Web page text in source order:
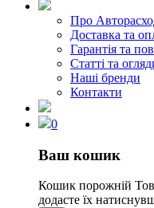
Про
Доставка та
Гарантія та
Статті та
Наші бренди
Контакти
0
Ваш кошик
Кошик порожній
додасте їх